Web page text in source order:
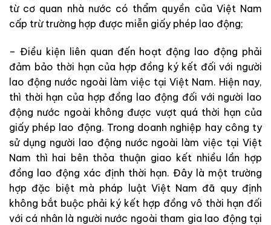
từ cơ quan nhà nước có thẩm quyền của Việt Nam
cấp trừ trường hợp được miễn giấy phép lao động;
– Điều kiện liên quan đến hoạt động lao động phải
đảm bảo thời hạn của hợp đồng ký kết đối với người
lao động nước ngoài làm việc tại Việt Nam. Hiện nay,
thì thời hạn của hợp đồng lao động đối với người lao
động nước ngoài không được vượt quá thời hạn của
giấy phép lao động. Trong doanh nghiệp hay công ty
sử dụng người lao động nước ngoài làm việc tại Việt
Nam thì hai bên thỏa thuận giao kết nhiều lần hợp
đồng lao động xác định thời hạn. Đây là một trường
hợp đặc biệt mà pháp luật Việt Nam đã quy định
không bắt buộc phải ký kết hợp đồng vô thời hạn đối
với cá nhân là người nước ngoài tham gia lao động tại